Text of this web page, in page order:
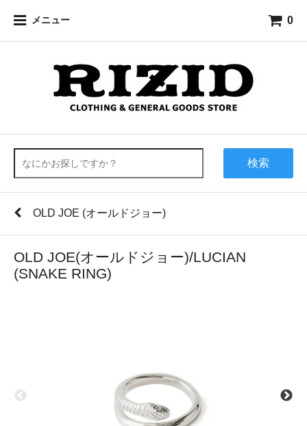
メニュー 0
検索
OLD JOE (オールドジョー)
OLD JOE(オールドジョー)/LUCIAN
(SNAKE RING)